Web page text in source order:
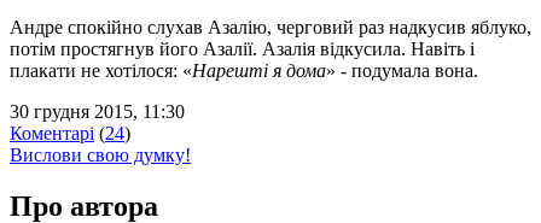
Андре спокійно слухав Азалію, черговий раз надкусив яблуко,
потім простягнув його Азалії. Азалія відкусила. Навіть і
плакати не хотілося: «Нарешті я дома» - подумала вона.
30 грудня 2015, 11:30
Коментарі (24)
Вислови свою думку!
Про автора